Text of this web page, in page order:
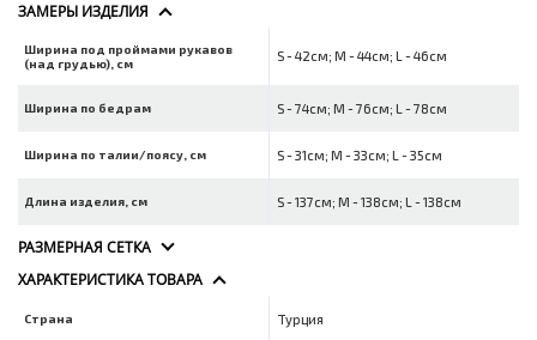
ЗАМЕРЫ ИЗДЕЛИЯ
Ширина под проймами рукавов
(над грудью), см
S - 42см; M - 44см; L - 46см
Ширина по бедрам S - 74см; M - 76см; L - 78см
Ширина по талии/поясу, см S - 31см; M - 33см; L - 35см
Длина изделия, см S - 137см; M - 138см; L - 138см
РАЗМЕРНАЯ СЕТКА
ХАРАКТЕРИСТИКА ТОВАРА
Страна Турция